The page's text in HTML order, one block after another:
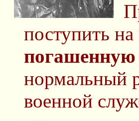
поступить
погашенную
нормальный
военной